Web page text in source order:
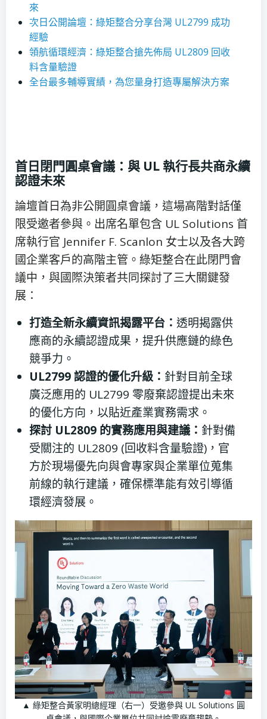
來
次日公開論壇：綠矩整合分享台灣 UL2799 成功
經驗
領航循環經濟：綠矩整合搶先佈局 UL2809 回收
料含量驗證
全台最多輔導實績，為您量身打造專屬解決方案
首日閉門圓桌會議：與 UL 執行長共商永續
認證未來
論壇首日為非公開圓桌會議，這場高階對話僅
限受邀者參與。出席名單包含 UL Solutions 首
席執行官 Jennifer F. Scanlon 女士以及各大跨
國企業客戶的高階主管。綠矩整合在此閉門會
議中，與國際決策者共同探討了三大關鍵發
展：
打造全新永續資訊揭露平台： 透明揭露供
應商的永續認證成果，提升供應鏈的綠色
競爭力。
UL2799 認證的優化升級： 針對目前全球
廣泛應用的 UL2799 零廢棄認證提出未來
的優化方向，以貼近產業實務需求。
探討 UL2809 的實務應用與建議： 針對備
受關注的 UL2809 (回收料含量驗證)，官
方於現場優先向與會專家與企業單位蒐集
前線的執行建議，確保標準能有效引導循
環經濟發展。
▲ 綠矩整合黃家明總經理（右一）受邀參與 UL Solutions 圓